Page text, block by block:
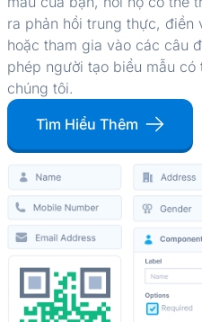
ra phản hồi trung thực, điền
hoặc tham gia vào các câu
phép người tạo biểu mẫu
chúng tôi.
Tìm Hiểu Thêm